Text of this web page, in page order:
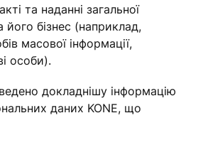
та наданні загальної
його бізнес (наприклад,
масової інформації,
особи).
докладнішу інформацію
даних KONE, що